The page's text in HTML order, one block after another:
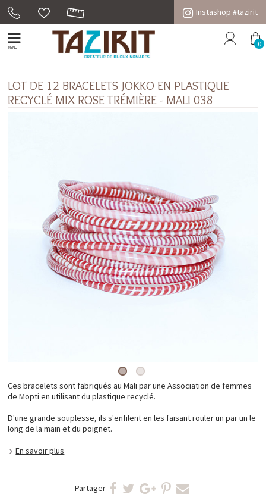
Instashop #tazirit
MENU 0
LOT DE 12 BRACELETS JOKKO EN PLASTIQUE
RECYCLÉ MIX ROSE TRÉMIÈRE - MALI 038
Ces bracelets sont fabriqués au Mali par une Association de femmes
de Mopti en utilisant du plastique recyclé.
D'une grande souplesse, ils s'enfilent en les faisant rouler un par un le
long de la main et du poignet.
En savoir plus
Partager